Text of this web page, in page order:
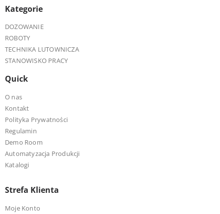
Kategorie
DOZOWANIE
ROBOTY
TECHNIKA LUTOWNICZA
STANOWISKO PRACY
Quick
O nas
Kontakt
Polityka Prywatności
Regulamin
Demo Room
Automatyzacja Produkcji
Katalogi
Strefa Klienta
Moje Konto